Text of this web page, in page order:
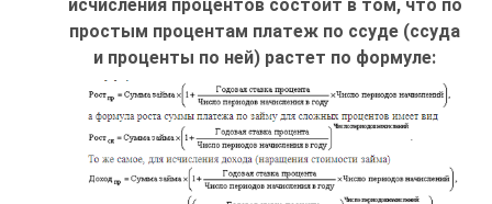
исчисления процентов состоит в том, что по
простым процентам платеж по ссуде (ссуда
и проценты по ней) растет по формуле: